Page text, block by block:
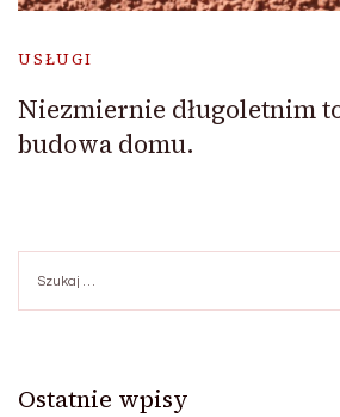
USŁUGI
Niezmiernie długoletnim
budowa domu.
Ostatnie wpisy